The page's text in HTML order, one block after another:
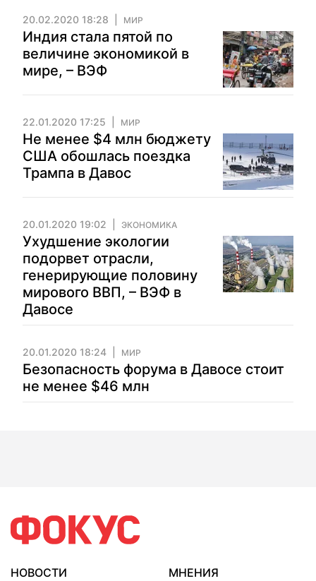
20.02.2020 18:28 МИР
Индия стала пятой по
величине экономикой в ​​
мире, – ВЭФ
22.01.2020 17:25 МИР
Не менее $4 млн бюджету
США обошлась поездка
Трампа в Давос
20.01.2020 19:02 ЭКОНОМИКА
Ухудшение экологии
подорвет отрасли,
генерирующие половину
мирового ВВП, – ВЭФ в
Давосе
20.01.2020 18:24 МИР
Безопасность форума в Давосе стоит
не менее $46 млн
НОВОСТИ
МНЕНИЯ